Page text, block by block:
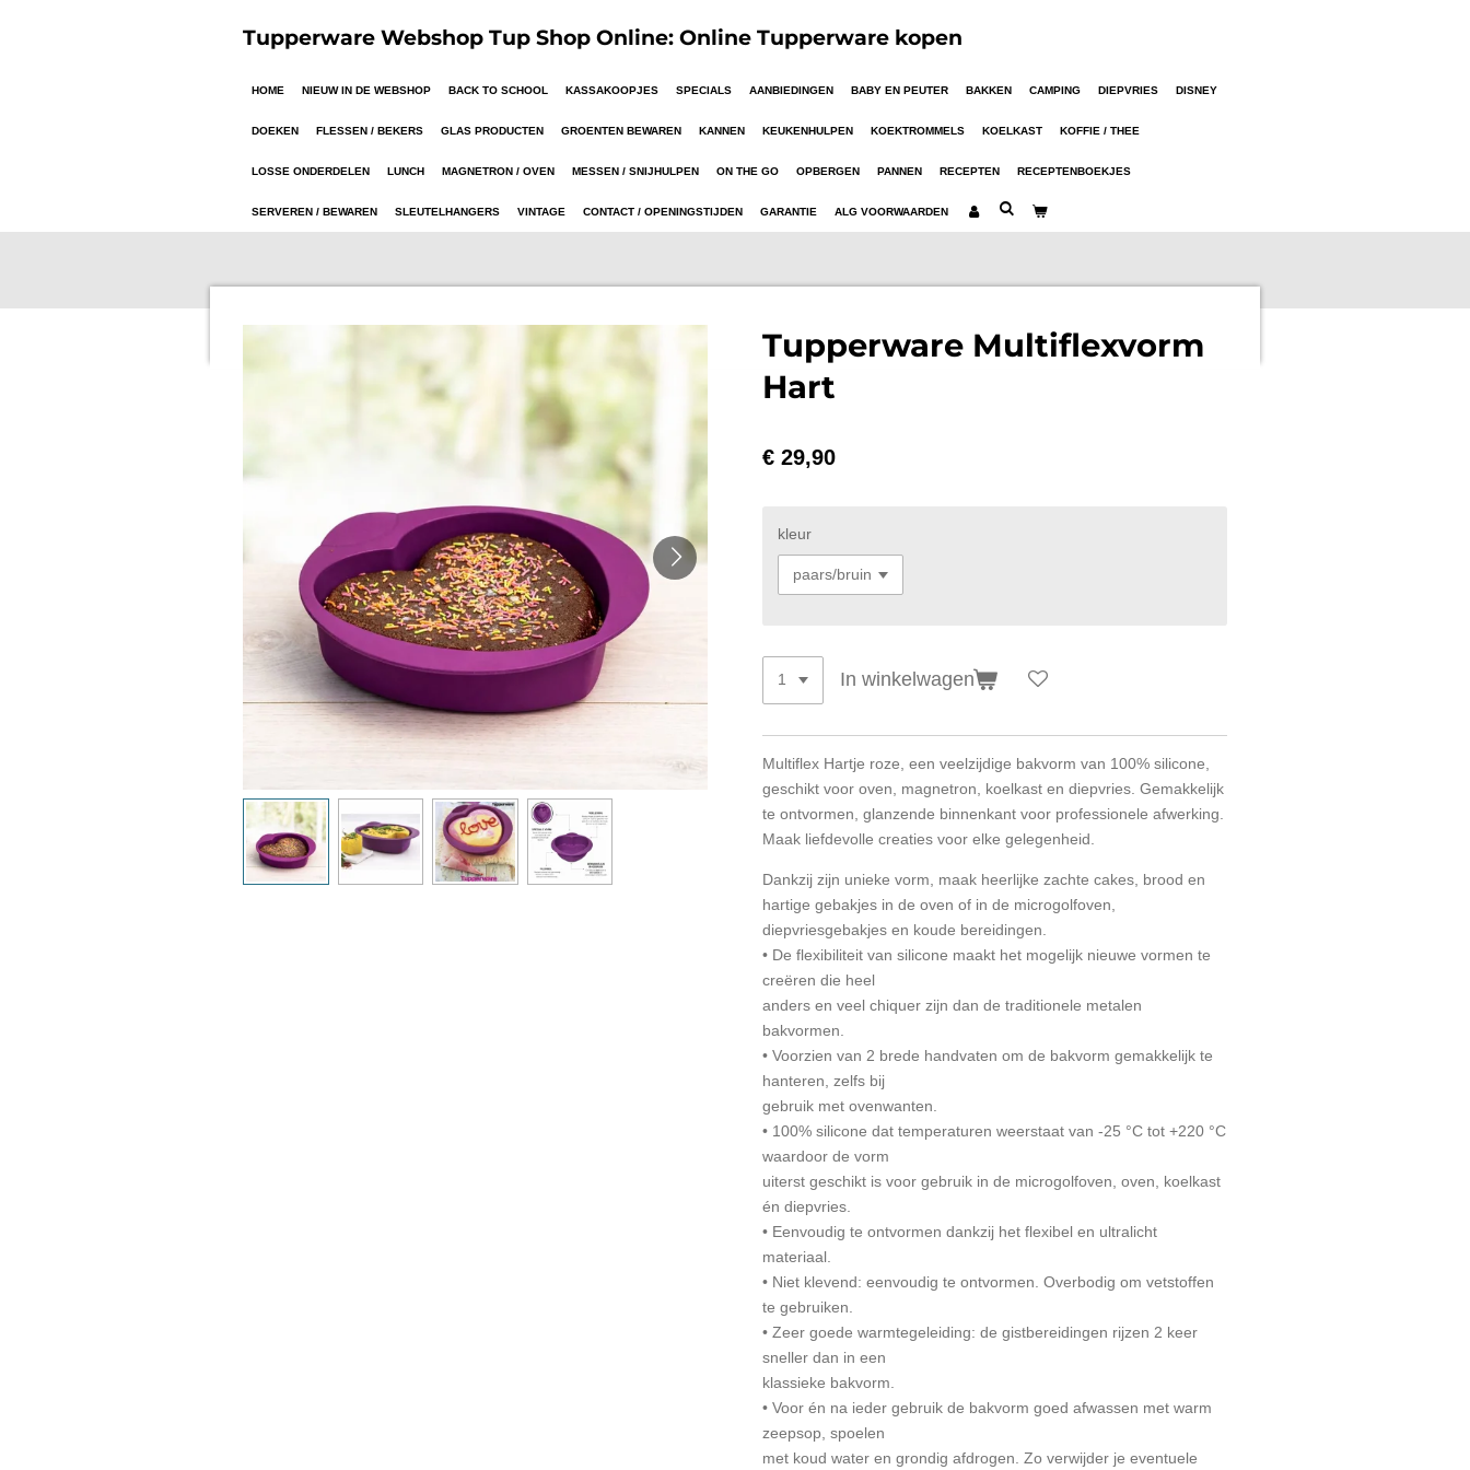
Tupperware Webshop Tup Shop Online: Online Tupperware kopen
HOME NIEUW IN DE WEBSHOP BACK TO SCHOOL KASSAKOOPJES SPECIALS AANBIEDINGEN BABY EN PEUTER BAKKEN CAMPING DIEPVRIES DISNEY
DOEKEN FLESSEN / BEKERS GLAS PRODUCTEN GROENTEN BEWAREN KANNEN KEUKENHULPEN KOEKTROMMELS KOELKAST KOFFIE / THEE
LOSSE ONDERDELEN LUNCH MAGNETRON / OVEN MESSEN / SNIJHULPEN ON THE GO OPBERGEN PANNEN RECEPTEN RECEPTENBOEKJES
SERVEREN / BEWAREN SLEUTELHANGERS VINTAGE CONTACT / OPENINGSTIJDEN GARANTIE ALG VOORWAARDEN
Tupperware Multiflexvorm
Hart
€ 29,90
kleur
In winkelwagen
Multiflex Hartje roze, een veelzijdige bakvorm van 100% silicone,
geschikt voor oven, magnetron, koelkast en diepvries. Gemakkelijk
te ontvormen, glanzende binnenkant voor professionele afwerking.
Maak liefdevolle creaties voor elke gelegenheid.
Dankzij zijn unieke vorm, maak heerlijke zachte cakes, brood en
hartige gebakjes in de oven of in de microgolfoven,
diepvriesgebakjes en koude bereidingen.
• De flexibiliteit van silicone maakt het mogelijk nieuwe vormen te
creëren die heel
anders en veel chiquer zijn dan de traditionele metalen
bakvormen.
• Voorzien van 2 brede handvaten om de bakvorm gemakkelijk te
hanteren, zelfs bij
gebruik met ovenwanten.
• 100% silicone dat temperaturen weerstaat van -25 °C tot +220 °C
waardoor de vorm
uiterst geschikt is voor gebruik in de microgolfoven, oven, koelkast
én diepvries.
• Eenvoudig te ontvormen dankzij het flexibel en ultralicht
materiaal.
• Niet klevend: eenvoudig te ontvormen. Overbodig om vetstoffen
te gebruiken.
• Zeer goede warmtegeleiding: de gistbereidingen rijzen 2 keer
sneller dan in een
klassieke bakvorm.
• Voor én na ieder gebruik de bakvorm goed afwassen met warm
zeepsop, spoelen
met koud water en grondig afdrogen. Zo verwijder je eventuele